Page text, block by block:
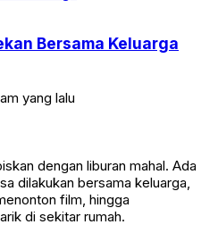
Bersama Keluarga
yang lalu
dengan liburan mahal. Ada
dilakukan bersama keluarga,
film, hingga
di sekitar rumah.